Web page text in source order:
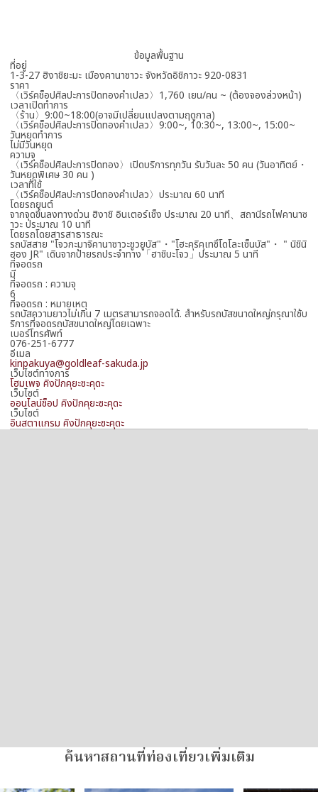
ข้อมูลพื้นฐาน
ที่อยู่
1-3-27 ฮิงาชิยะมะ เมืองคานาซาวะ จังหวัดอิชิกาวะ 920-0831
ราคา
〈เวิร์คช็อปศิลปะการปิดทองคำเปลว〉1,760 เยน/คน ~ (ต้องจองล่วงหน้า)
เวลาเปิดทำการ
〈ร้าน〉9:00~18:00(อาจมีเปลี่ยนแปลงตามฤดูกาล)
〈เวิร์คช็อปศิลปะการปิดทองคำเปลว〉9:00~, 10:30~, 13:00~, 15:00~
วันหยุดทำการ
ไม่มีวันหยุด
ความจุ
〈เวิร์คช็อปศิลปะการปิดทอง〉เปิดบริการทุกวัน รับวันละ 50 คน (วันอาทิตย์・
วันหยุดพิเศษ 30 คน )
เวลาที่ใช้
〈เวิร์คช็อปศิลปะการปิดทองคำเปลว〉ประมาณ 60 นาที
โดยรถยนต์
จากจุดขึ้นลงทางด่วน ฮิงาชิ อินเตอร์เช็ง ประมาณ 20 นาที、สถานีรถไฟคานาซ
าวะ ประมาณ 10 นาที
โดยรถโดยสารสาธารณะ
รถบัสสาย "โจวกะมาจิคานาซาวะชูวยูบัส"・"โฮะคุริคุเทซึโดโละเซ็นบัส"・ " นิชินิ
ฮอง JR" เดินจากป้ายรถประจำทาง「ฮาชิบะโจว」ประมาณ 5 นาที
ที่จอดรถ
มี
ที่จอดรถ : ความจุ
6
ที่จอดรถ : หมายเหตุ
รถบัสความยาวไม่เกิน 7 เมตรสามารถจอดได้. สำหรับรถบัสขนาดใหญ่กรุณาใช้บ
ริการที่จอดรถบัสขนาดใหญ่โดยเฉพาะ
เบอร์โทรศัพท์
076-251-6777
อีเมล
kinpakuya@goldleaf-sakuda.jp
เว็บไซต์ทางการ
โฮมเพจ คิงปักคุยะซะคุดะ
เว็บไซต์
ออนไลน์ช็อป คิงปักคุยะซะคุดะ
เว็บไซต์
อินสตาแกรม คิงปักคุยะซะคุดะ
ค้นหาสถานที่ท่องเที่ยวเพิ่มเติม